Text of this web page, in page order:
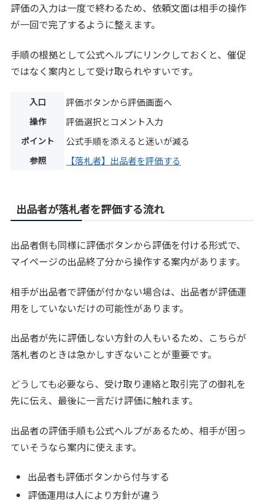
評価の入力は一度で終わるため、依頼文面は相手の操作
が一回で完了するように整えます。
手順の根拠として公式ヘルプにリンクしておくと、催促
ではなく案内として受け取られやすいです。
入口 評価ボタンから評価画面へ
操作 評価選択とコメント入力
ポイント 公式手順を添えると迷いが減る
参照 【落札者】出品者を評価する
出品者が落札者を評価する流れ
出品者側も同様に評価ボタンから評価を付ける形式で、
マイページの出品終了分から操作する案内があります。
相手が出品者で評価が付かない場合は、出品者が評価運
用をしていないだけの可能性があります。
出品者が先に評価しない方針の人もいるため、こちらが
落札者のときは急かしすぎないことが重要です。
どうしても必要なら、受け取り連絡と取引完了の御礼を
先に伝え、最後に一言だけ評価に触れます。
出品者の評価手順も公式ヘルプがあるため、相手が困っ
ていそうなら案内に使えます。
出品者も評価ボタンから付与する
評価運用は人により方針が違う